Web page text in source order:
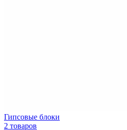
Гипсовые блоки
2 товаров